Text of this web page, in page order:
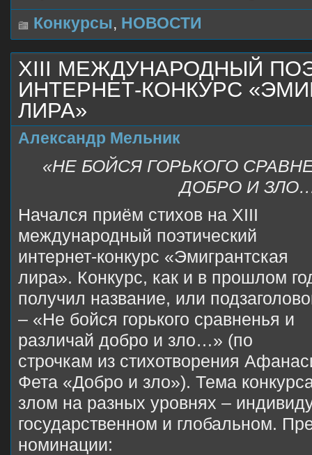
Конкурсы, НОВОСТИ
XIII МЕЖДУНАРОДНЫЙ
ИНТЕРНЕТ-КОНКУРС
ЛИРА»
Александр Мельник
«НЕ БОЙСЯ ГОРЬКОГО
ДОБРО И
Начался приём стихов на XIII
международный поэтический
интернет-конкурс «Эмигрантская
лира». Конкурс, как и в прошлом
получил название, или
– «Не бойся горького сравненья и
различай добро и зло…» (по
строчкам из стихотворения
Фета «Добро и зло»). Тема
злом на разных уровнях –
государственном и глобальном.
номинации: